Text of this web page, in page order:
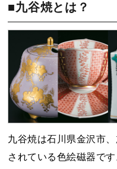
■九谷焼とは？
九谷焼は石川県金沢市
されている色絵磁器で